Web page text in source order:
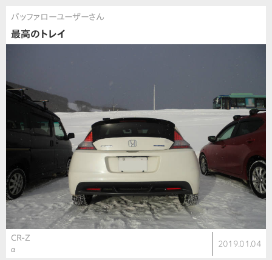
バッファローユーザーさん
最高のトレイ
CR-Z
α
2019.01.04